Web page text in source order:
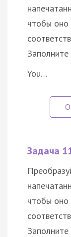
чтобы оно
You…
Задача
чтобы оно